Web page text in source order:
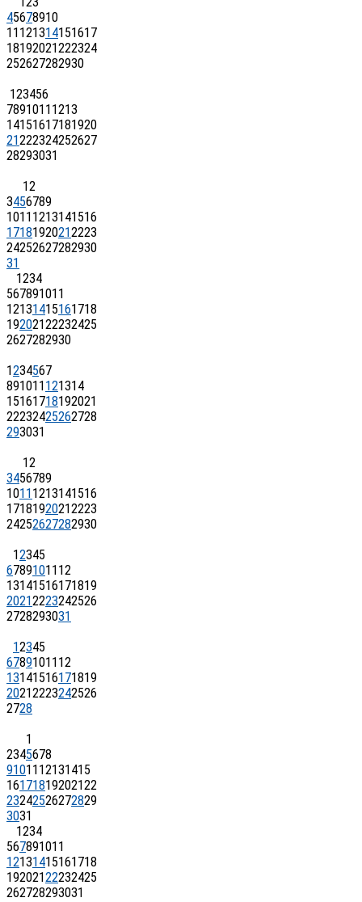
45678910
11 121314151617
18192021222324
252627282930
123456
7891011 1213
14151617181920
21222324252627
28293031
12
3456789
1011 1213141516
17181920212223
24252627282930
31
1234
567891011
12131415161718
19202122232425
2627282930
1234567
891011 121314
15161718192021
22232425262728
293031
12
3456789
1011 1213141516
17181920212223
24252627282930
12345
67891011 12
13141516171819
20212223242526
2728293031
12345
67891011 12
13141516171819
20212223242526
2728
1
2345678
91011 12131415
16171819202122
23242526272829
3031
1234
567891011
12131415161718
19202122232425
262728293031